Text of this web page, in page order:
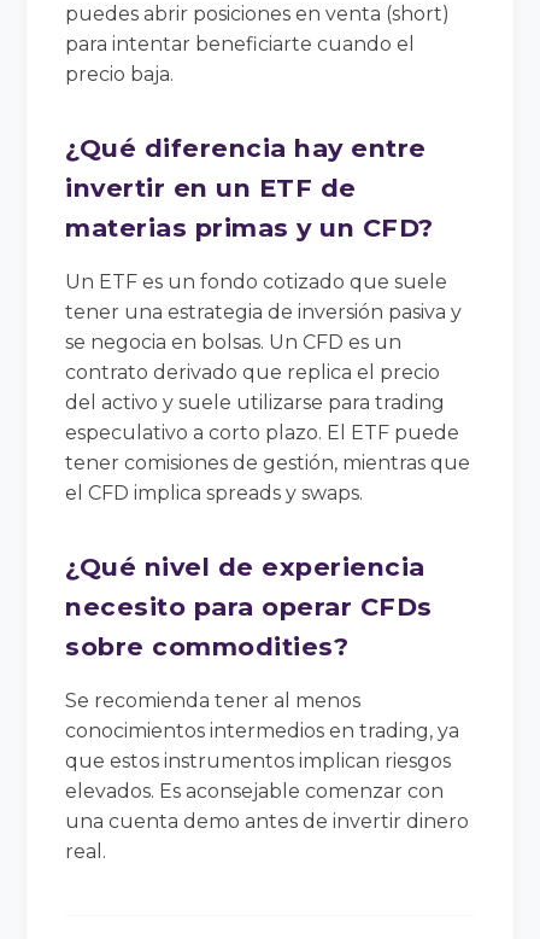
puedes abrir posiciones en venta (short)
para intentar beneficiarte cuando el
precio baja.
¿Qué diferencia hay entre
invertir en un ETF de
materias primas y un CFD?
Un ETF es un fondo cotizado que suele
tener una estrategia de inversión pasiva y
se negocia en bolsas. Un CFD es un
contrato derivado que replica el precio
del activo y suele utilizarse para trading
especulativo a corto plazo. El ETF puede
tener comisiones de gestión, mientras que
el CFD implica spreads y swaps.
¿Qué nivel de experiencia
necesito para operar CFDs
sobre commodities?
Se recomienda tener al menos
conocimientos intermedios en trading, ya
que estos instrumentos implican riesgos
elevados. Es aconsejable comenzar con
una cuenta demo antes de invertir dinero
real.